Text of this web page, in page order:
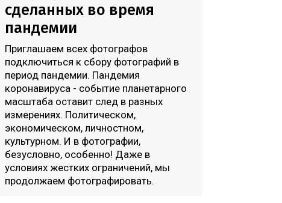
сделанных во время
пандемии
Приглашаем всех фотографов
подключиться к сбору фотографий в
период пандемии. Пандемия
коронавируса - событие планетарного
масштаба оставит след в разных
измерениях. Политическом,
экономическом, личностном,
культурном. И в фотографии,
безусловно, особенно! Даже в
условиях жестких ограничений, мы
продолжаем фотографировать.